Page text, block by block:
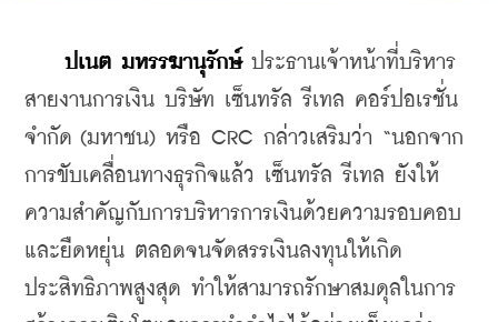
ปเนต มหรรฆานุรักษ์ ประธานเจ้าหน้าที่บริหาร
สายงานการเงิน บริษัท เซ็นทรัล รีเทล คอร์ปอเรชั่น
จำกัด (มหาชน) หรือ CRC กล่าวเสริมว่า “นอกจาก
การขับเคลื่อนทางธุรกิจแล้ว เซ็นทรัล รีเทล ยังให้
ความสำคัญกับการบริหารการเงินด้วยความรอบคอบ
และยืดหยุ่น ตลอดจนจัดสรรเงินลงทุนให้เกิด
ประสิทธิภาพสูงสุด ทำให้สามารถรักษาสมดุลในการ